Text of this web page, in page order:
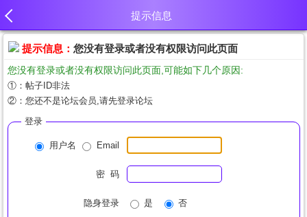
提示信息
提示信息： 您没有登录或者没有权限访问此页面
您没有登录或者没有权限访问此页面,可能如下几个原因:
①：帖子ID非法
②：您还不是论坛会员,请先登录论坛
登录
用户名 Email
密 码
隐身登录 是 否